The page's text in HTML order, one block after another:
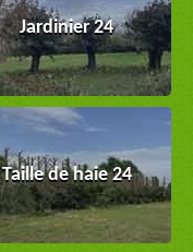
Jardinier 24
Taille de haie 24